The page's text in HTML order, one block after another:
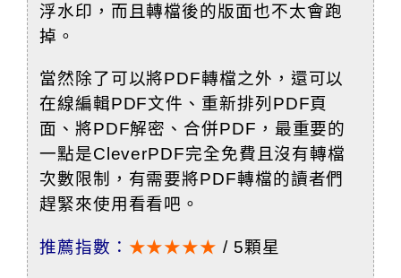
浮水印，而且轉檔後的版面也不太會跑
掉。
當然除了可以將PDF轉檔之外，還可以
在線編輯PDF文件、重新排列PDF頁
面、將PDF解密、合併PDF，最重要的
一點是CleverPDF完全免費且沒有轉檔
次數限制，有需要將PDF轉檔的讀者們
趕緊來使用看看吧。
推薦指數： ★★★★★ / 5顆星